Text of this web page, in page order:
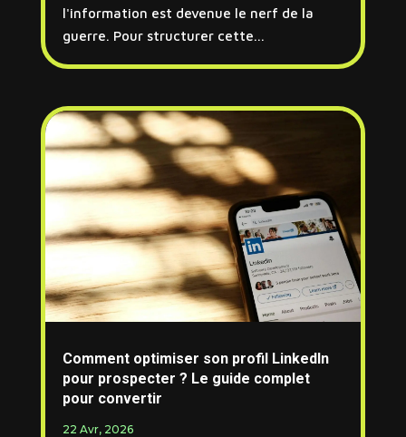
l'information est devenue le nerf de la
guerre. Pour structurer cette...
Comment optimiser son profil LinkedIn
pour prospecter ? Le guide complet
pour convertir
22 Avr, 2026